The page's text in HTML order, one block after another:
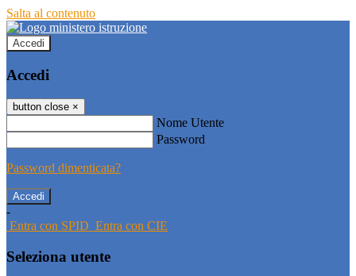
Salta al contenuto
Accedi
Accedi
button close ×
Nome Utente
Password
Password dimenticata?
-
Entra con SPID Entra con CIE
Seleziona utente